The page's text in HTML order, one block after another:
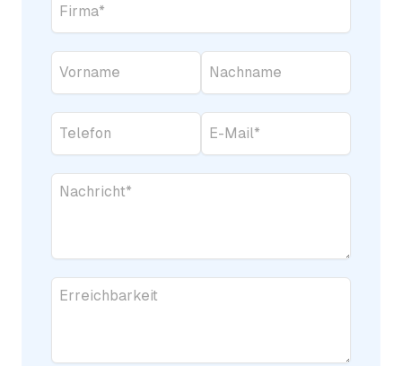
Mail
Nachricht *
Erreichbarkeit